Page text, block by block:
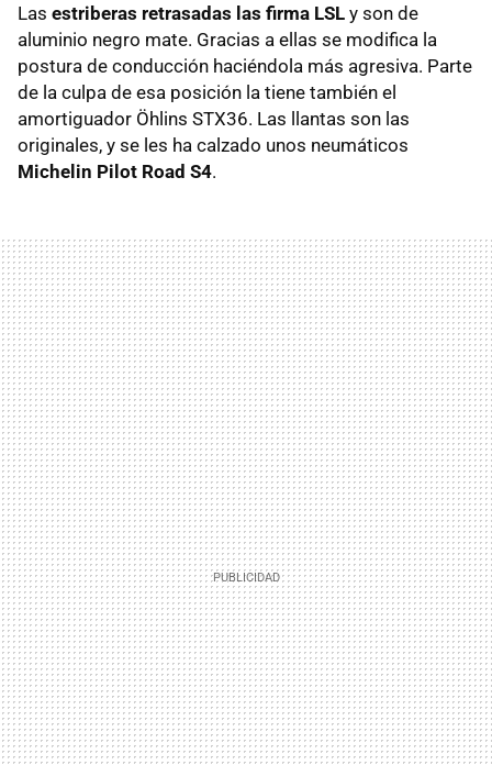
Las estriberas retrasadas las firma LSL y son de
aluminio negro mate. Gracias a ellas se modifica la
postura de conducción haciéndola más agresiva. Parte
de la culpa de esa posición la tiene también el
amortiguador Öhlins STX36. Las llantas son las
originales, y se les ha calzado unos neumáticos
Michelin Pilot Road S4.